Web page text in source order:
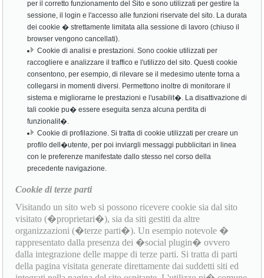
per il corretto funzionamento del Sito e sono utilizzati per gestire la
sessione, il login e l'accesso alle funzioni riservate del sito. La durata
dei cookie � strettamente limitata alla sessione di lavoro (chiuso il
browser vengono cancellati).
Cookie di analisi e prestazioni. Sono cookie utilizzati per
raccogliere e analizzare il traffico e l'utilizzo del sito. Questi cookie
consentono, per esempio, di rilevare se il medesimo utente torna a
collegarsi in momenti diversi. Permettono inoltre di monitorare il
sistema e migliorarne le prestazioni e l'usabilit�. La disattivazione di
tali cookie pu� essere eseguita senza alcuna perdita di
funzionalit�.
Cookie di profilazione. Si tratta di cookie utilizzati per creare un
profilo dell�utente, per poi inviargli messaggi pubblicitari in linea
con le preferenze manifestate dallo stesso nel corso della
precedente navigazione.
Cookie di terze parti
Visitando un sito web si possono ricevere cookie sia dal sito
visitato (�proprietari�), sia da siti gestiti da altre
organizzazioni (�terze parti�). Un esempio notevole �
rappresentato dalla presenza dei �social plugin� ovvero
dalla integrazione delle mappe di terze parti. Si tratta di parti
della pagina visitata generate direttamente dai suddetti siti ed